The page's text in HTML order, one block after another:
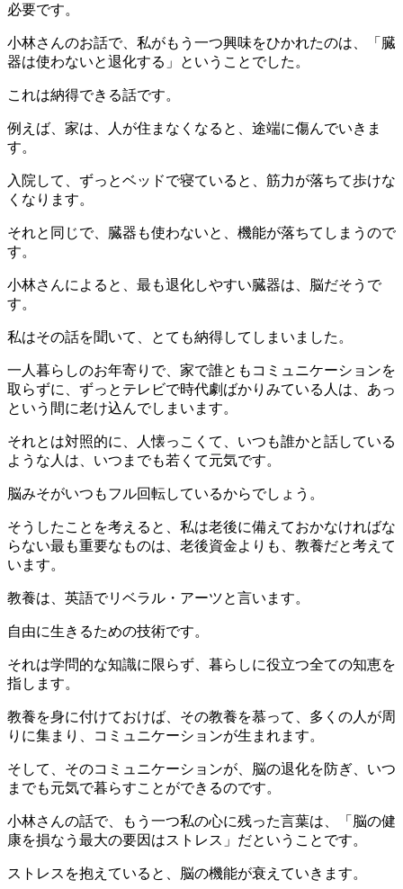
必要です。
小林さんのお話で、私がもう一つ興味をひかれたのは、「臓
器は使わないと退化する」ということでした。
これは納得できる話です。
例えば、家は、人が住まなくなると、途端に傷んでいきま
す。
入院して、ずっとベッドで寝ていると、筋力が落ちて歩けな
くなります。
それと同じで、臓器も使わないと、機能が落ちてしまうので
す。
小林さんによると、最も退化しやすい臓器は、脳だそうで
す。
私はその話を聞いて、とても納得してしまいました。
一人暮らしのお年寄りで、家で誰ともコミュニケーションを
取らずに、ずっとテレビで時代劇ばかりみている人は、あっ
という間に老け込んでしまいます。
それとは対照的に、人懐っこくて、いつも誰かと話している
ような人は、いつまでも若くて元気です。
脳みそがいつもフル回転しているからでしょう。
そうしたことを考えると、私は老後に備えておかなければな
らない最も重要なものは、老後資金よりも、教養だと考えて
います。
教養は、英語でリベラル・アーツと言います。
自由に生きるための技術です。
それは学問的な知識に限らず、暮らしに役立つ全ての知恵を
指します。
教養を身に付けておけば、その教養を慕って、多くの人が周
りに集まり、コミュニケーションが生まれます。
そして、そのコミュニケーションが、脳の退化を防ぎ、いつ
までも元気で暮らすことができるのです。
小林さんの話で、もう一つ私の心に残った言葉は、「脳の健
康を損なう最大の要因はストレス」だということです。
ストレスを抱えていると、脳の機能が衰えていきます。